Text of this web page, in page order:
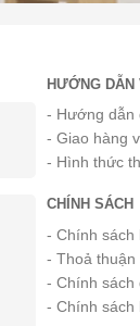
HƯỚNG DẪN
- Hướng dẫn
- Giao hàng
- Hình thức
CHÍNH SÁCH
- Chính sách
- Thoả thuận
- Chính sách
- Chính sách